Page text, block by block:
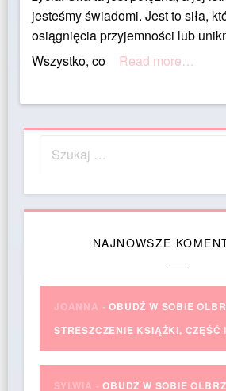
jesteśmy świadomi. Jest to siła,
osiągnięcia przyjemności lub
Wszystko, co
Read more…
NAJNOWSZE
JOANNA -OBUDŹ W SOBIE
STRESZCZENIE KSIĄŻKI, CZĘŚĆ
SYLWIA -OBUDŹ W SOBIE